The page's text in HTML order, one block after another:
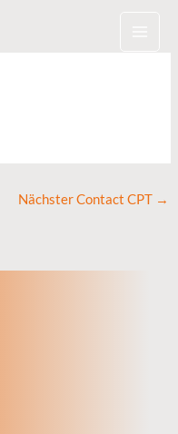
Nächster Contact CPT →